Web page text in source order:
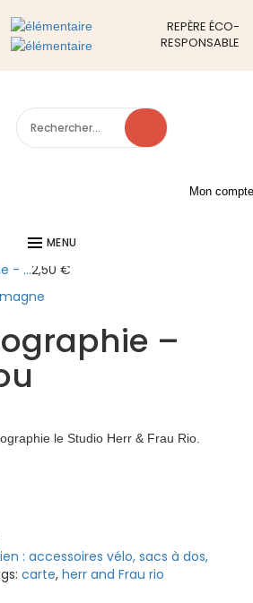
REPÈRE ÉCO-
RESPONSABLE
Mon
MENU
youadmin6 février 2026 7 août 2026
– Thank you
- ...2,50 €
–
le Studio Herr & Frau Rio.
: accessoires vélo, sacs à dos,
carte, herr and Frau rio